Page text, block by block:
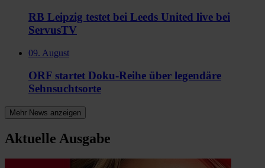
RB Leipzig testet bei Leeds United live bei
ServusTV
09. August
ORF startet Doku-Reihe über legendäre
Sehnsuchtsorte
Mehr News anzeigen
Aktuelle Ausgabe